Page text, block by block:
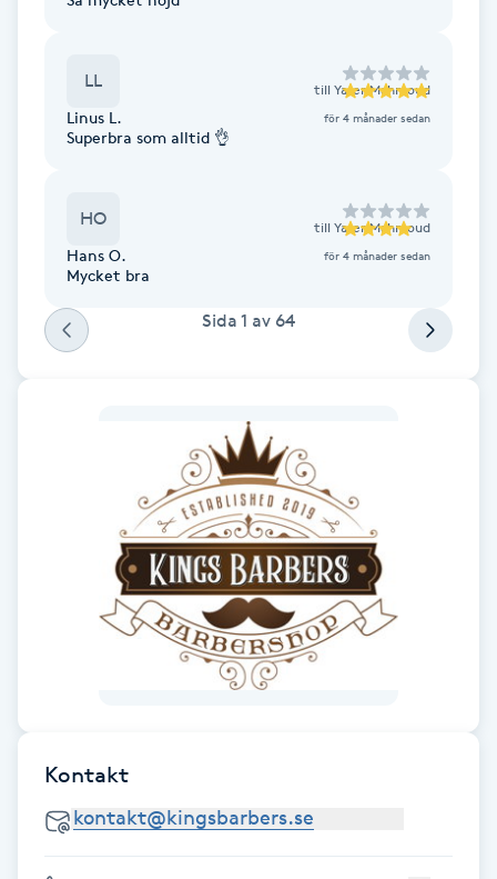
Fransar
Fransborttagning
Fransfärgning
Fransförlängning
Fransförlängning Volym
Fransk manikyr
Fransrengöring
Frekvensterapi
Friskvårdsmassage
Frisör
LL till Yaser Mahmoud
Linus L. för 4 månader sedan
Superbra som alltid 👌
HO till Yaser Mahmoud
Hans O. för 4 månader sedan
Mycket bra
Sida 1 av 64
Kontakt